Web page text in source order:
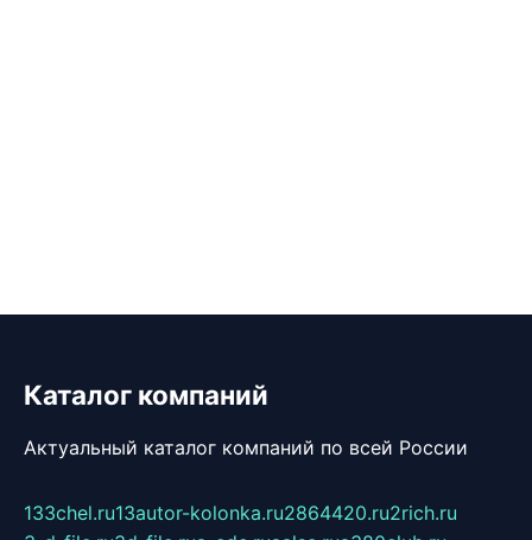
Каталог компаний
Актуальный каталог компаний по всей России
133chel.ru13autor-kolonka.ru2864420.ru2rich.ru